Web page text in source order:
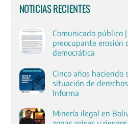
NOTICIAS RECIENTES
Comunicado público
preocupante
democrática
Cinco años haciendo
situación de
Informa
Minería ilegal en